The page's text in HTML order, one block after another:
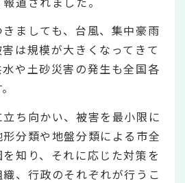
ましても、台風、集中豪雨
は規模が大きくなってきて
や土砂災害の発生も全国各
ち向かい、被害を最小限に
分類や地盤分類による市全
知り、それに応じた対策を
、行政のそれぞれが行うこ